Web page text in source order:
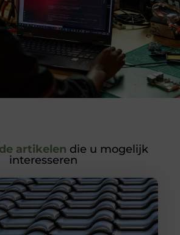
artikelen die u mogelijk
interesseren